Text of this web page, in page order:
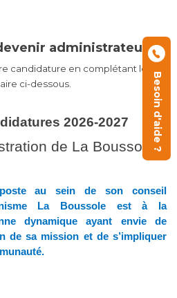
Besoin d'aide ?
administrateur-
candidature en complétant le
ci-dessous.
2026-2027
de La Boussole
au sein de son conseil
La Boussole est à la
dynamique ayant envie de
de sa mission et de s’impliquer